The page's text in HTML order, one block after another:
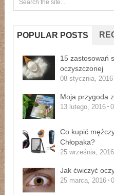
POPULAR POSTS
15 zastosowań
oczyszczonej
08 stycznia, 2016
Moja przygoda
13 lutego, 2016 0
Co kupić
Chłopaka?
25 września, 2016
Jak ćwiczyć
25 marca, 2016 0